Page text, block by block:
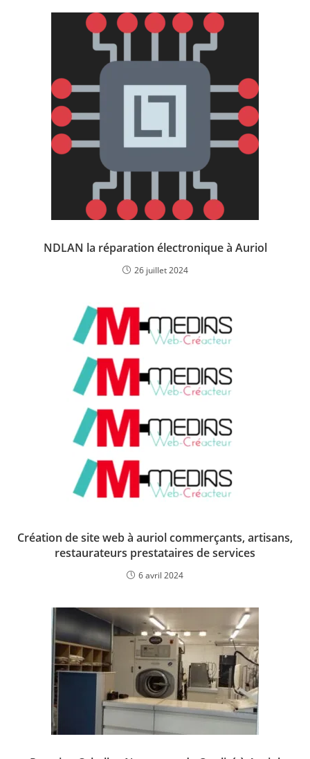
NDLAN la réparation électronique à Auriol
26 juillet 2024
Création de site web à auriol commerçants, artisans,
restaurateurs prestataires de services
6 avril 2024